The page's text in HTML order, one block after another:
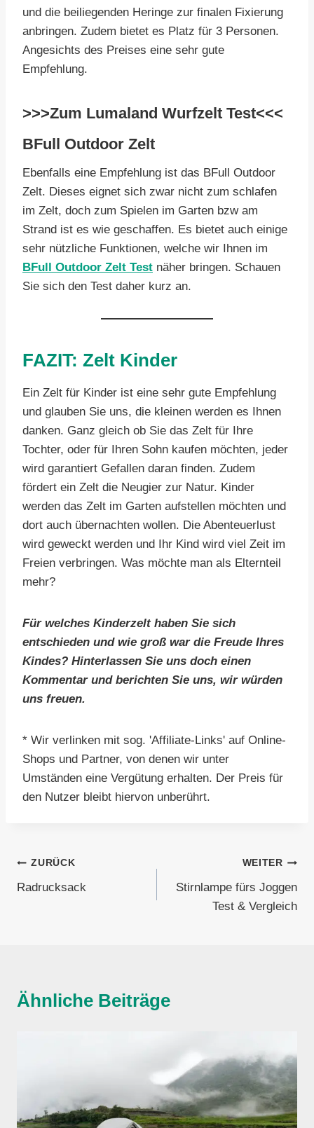
und die beiliegenden Heringe zur finalen Fixierung
anbringen. Zudem bietet es Platz für 3 Personen.
Angesichts des Preises eine sehr gute
Empfehlung.
>>>Zum Lumaland Wurfzelt Test<<<
BFull Outdoor Zelt
Ebenfalls eine Empfehlung ist das BFull Outdoor
Zelt. Dieses eignet sich zwar nicht zum schlafen
im Zelt, doch zum Spielen im Garten bzw am
Strand ist es wie geschaffen. Es bietet auch einige
sehr nützliche Funktionen, welche wir Ihnen im
BFull Outdoor Zelt Test näher bringen. Schauen
Sie sich den Test daher kurz an.
FAZIT: Zelt Kinder
Ein Zelt für Kinder ist eine sehr gute Empfehlung
und glauben Sie uns, die kleinen werden es Ihnen
danken. Ganz gleich ob Sie das Zelt für Ihre
Tochter, oder für Ihren Sohn kaufen möchten, jeder
wird garantiert Gefallen daran finden. Zudem
fördert ein Zelt die Neugier zur Natur. Kinder
werden das Zelt im Garten aufstellen möchten und
dort auch übernachten wollen. Die Abenteuerlust
wird geweckt werden und Ihr Kind wird viel Zeit im
Freien verbringen. Was möchte man als Elternteil
mehr?
Für welches Kinderzelt haben Sie sich
entschieden und wie groß war die Freude Ihres
Kindes? Hinterlassen Sie uns doch einen
Kommentar und berichten Sie uns, wir würden
uns freuen.
* Wir verlinken mit sog. 'Affiliate-Links' auf Online-
Shops und Partner, von denen wir unter
Umständen eine Vergütung erhalten. Der Preis für
den Nutzer bleibt hiervon unberührt.
Beitragsnavigation
ZURÜCK
Radrucksack
WEITER
Stirnlampe fürs Joggen
Test & Vergleich
Ähnliche Beiträge